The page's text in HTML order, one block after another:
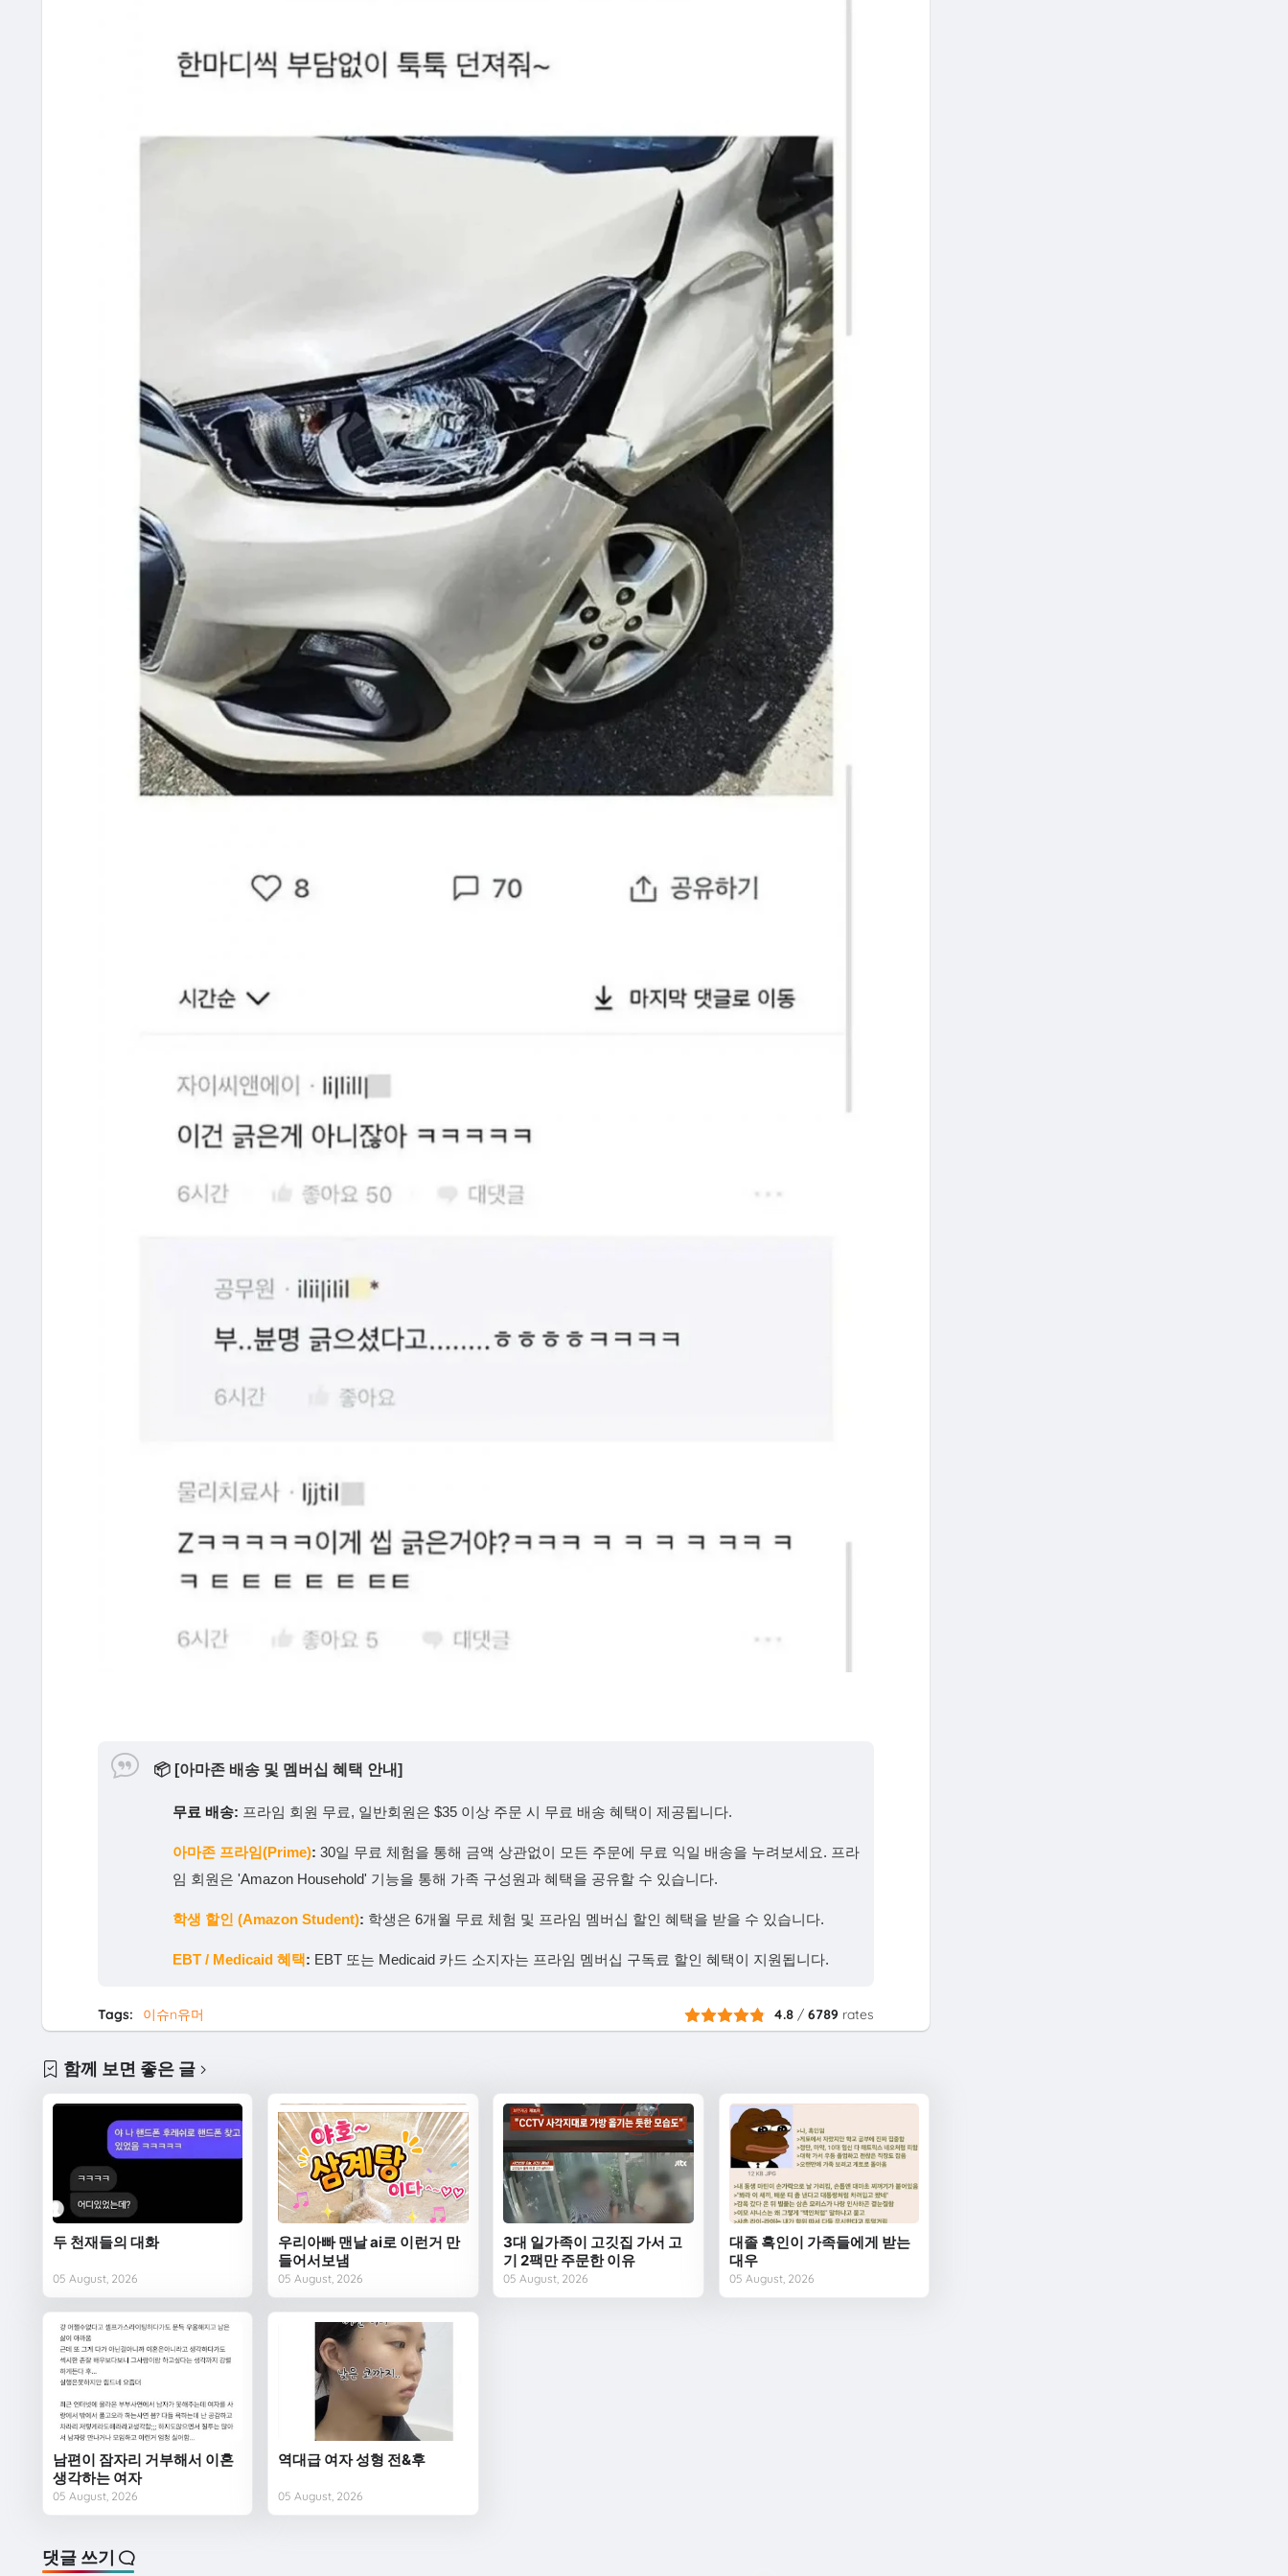
📦 [아마존 배송 및 멤버십 혜택 안내]
무료 배송: 프라임 회원 무료, 일반회원은 $35 이상 주문 시 무료 배송 혜택이 제공됩니다.
아마존 프라임(Prime): 30일 무료 체험을 통해 금액 상관없이 모든 주문에 무료 익일 배송을 누려보세요. 프라
임 회원은 'Amazon Household' 기능을 통해 가족 구성원과 혜택을 공유할 수 있습니다.
학생 할인 (Amazon Student): 학생은 6개월 무료 체험 및 프라임 멤버십 할인 혜택을 받을 수 있습니다.
EBT / Medicaid 혜택: EBT 또는 Medicaid 카드 소지자는 프라임 멤버십 구독료 할인 혜택이 지원됩니다.
Tags: 이슈n유머 4.8 /6789 rates
함께 보면 좋은 글
두 천재들의 대화
05 August, 2026
우리아빠 맨날 ai로 이런거 만
들어서보냄
05 August, 2026
3대 일가족이 고깃집 가서 고
기 2팩만 주문한 이유
05 August, 2026
대졸 흑인이 가족들에게 받는
대우
05 August, 2026
남편이 잠자리 거부해서 이혼
생각하는 여자
05 August, 2026
역대급 여자 성형 전&후
05 August, 2026
댓글 쓰기